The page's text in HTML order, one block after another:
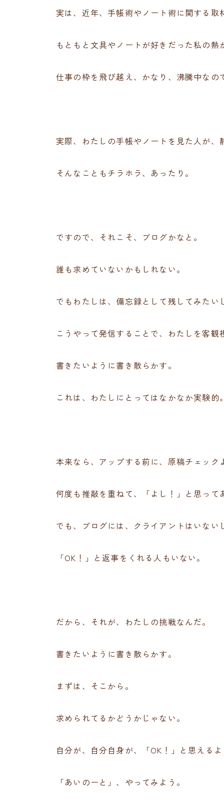
実は、近年、手帳術やノート術に関する取
もともと文具やノートが好きだった私の熱
仕事の枠を飛び越え、かなり、沸騰中なの
実際、わたしの手帳やノートを見た人が、
そんなこともチラホラ、あったり。
ですので、それこそ、ブログかなと。
誰も求めていないかもしれない。
でもわたしは、備忘録として残してみたい
こうやって発信することで、わたしを客観
書きたいように書き散らかす。
これは、わたしにとってはなかなか実験的。
本来なら、アップする前に、原稿チェック
何度も推敲を重ねて、「よし！」と思って
でも、ブログには、クライアントはいない
「OK！」と返事をくれる人もいない。
だから、それが、わたしの挑戦なんだ。
書きたいように書き散らかす。
まずは、そこから。
求められてるかどうかじゃない。
自分が、自分自身が、「OK！」と思えるよ
「あいのーと」、やってみよう。